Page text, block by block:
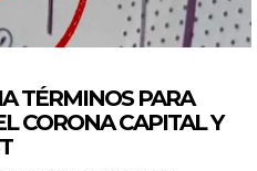
TÉRMINOS PARA
CORONA CAPITAL Y